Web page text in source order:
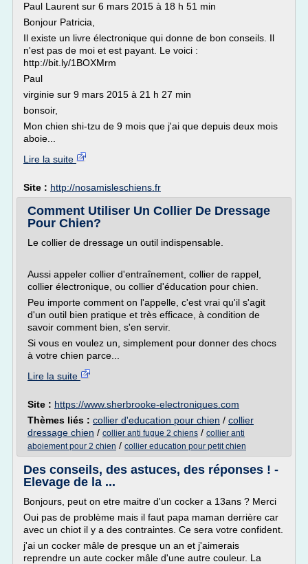
Paul Laurent sur 6 mars 2015 à 18 h 51 min
Bonjour Patricia,
Il existe un livre électronique qui donne de bon conseils. Il
n'est pas de moi et est payant. Le voici :
http://bit.ly/1BOXMrm
Paul
virginie sur 9 mars 2015 à 21 h 27 min
bonsoir,
Mon chien shi-tzu de 9 mois que j'ai que depuis deux mois
aboie...
Lire la suite
Site : http://nosamisleschiens.fr
Comment Utiliser Un Collier De Dressage
Pour Chien?
Le collier de dressage un outil indispensable.
Aussi appeler collier d'entraînement, collier de rappel,
collier électronique, ou collier d'éducation pour chien.
Peu importe comment on l'appelle, c'est vrai qu'il s'agit
d'un outil bien pratique et très efficace, à condition de
savoir comment bien, s'en servir.
Si vous en voulez un, simplement pour donner des chocs
à votre chien parce...
Lire la suite
Site : https://www.sherbrooke-electroniques.com
Thèmes liés : collier d'education pour chien / collier
dressage chien / collier anti fugue 2 chiens / collier anti
aboiement pour 2 chien / collier education pour petit chien
Des conseils, des astuces, des réponses ! -
Elevage de la ...
Bonjours, peut on etre maitre d'un cocker a 13ans ? Merci
Oui pas de problème mais il faut papa maman derrière car
avec un chiot il y a des contraintes. Ce sera votre confident.
j'ai un cocker mâle de presque un an et j'aimerais
reprendre un aute cocker mâle d'une autre couleur. La